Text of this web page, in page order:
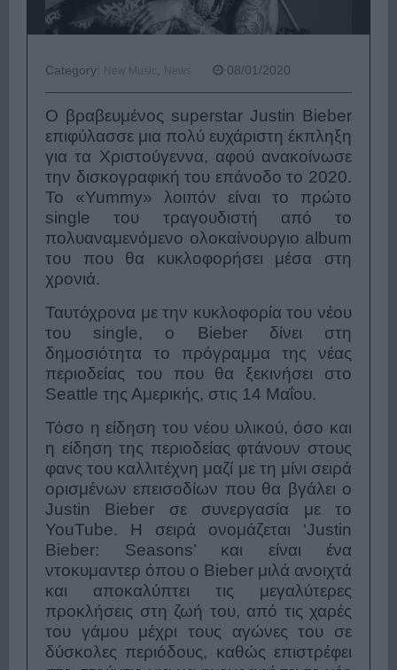
Category: New Music News 08/01/2020
O βραβευμένος superstar Justin Bieber
επιφύλασσε μια πολύ ευχάριστη έκπληξη
για τα Χριστούγεννα, αφού ανακοίνωσε
την δισκογραφική του επάνοδο το 2020.
Το «Yummy» λοιπόν είναι το πρώτο
single του τραγουδιστή από το
πολυαναμενόμενο ολοκαίνουργιο album
του που θα κυκλοφορήσει μέσα στη
χρονιά.
Ταυτόχρονα με την κυκλοφορία του νέου
του single, o Bieber δίνει στη
δημοσιότητα το πρόγραμμα της νέας
περιοδείας του που θα ξεκινήσει στο
Seattle της Αμερικής, στις 14 Μαΐου.
Τόσο η είδηση του νέου υλικού, όσο και
η είδηση της περιοδείας φτάνουν στους
φανς του καλλιτέχνη μαζί με τη μίνι σειρά
ορισμένων επεισοδίων που θα βγάλει ο
Justin Bieber σε συνεργασία με το
YouTube. Η σειρά ονομάζεται ‘Justin
Bieber: Seasons’ και είναι ένα
ντοκυμαντερ όπου ο Bieber μιλά ανοιχτά
και αποκαλύπτει τις μεγαλύτερες
προκλήσεις στη ζωή του, από τις χαρές
του γάμου μέχρι τους αγώνες του σε
δύσκολες περιόδους, καθώς επιστρέφει